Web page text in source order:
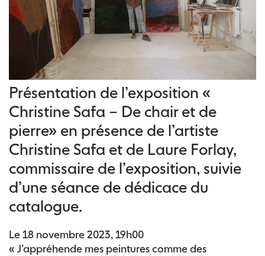
Présentation de l’exposition «
Christine Safa – De chair et de
pierre» en présence de l’artiste
Christine Safa et de Laure Forlay,
commissaire de l’exposition, suivie
d’une séance de dédicace du
catalogue.
Le 18 novembre 2023, 19h00
« J’appréhende mes peintures comme des